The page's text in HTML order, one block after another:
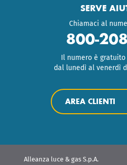
SERVE
Chiamaci al
800-
Il numero è
dal lunedì al venerdì
AREA CLIENTI
Alleanza luce & gas S.p.A.